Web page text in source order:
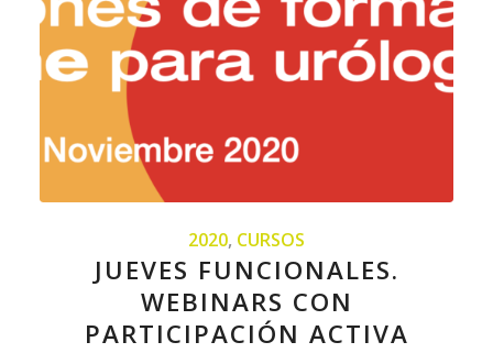
2020, CURSOS
JUEVES FUNCIONALES.
WEBINARS CON
PARTICIPACIÓN ACTIVA